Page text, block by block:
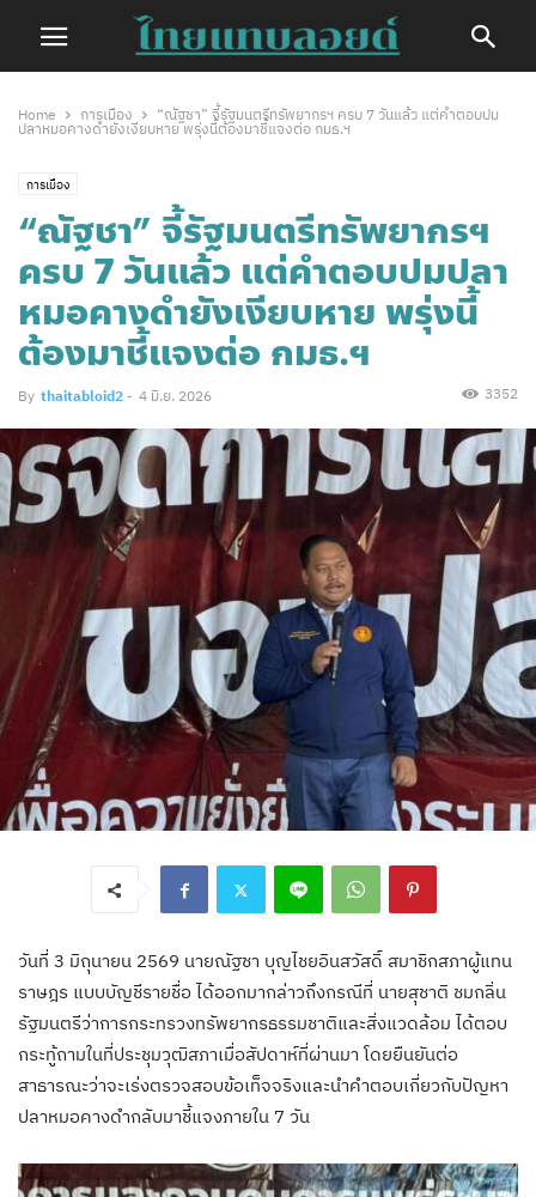
Home การเมือง
“ณัฐชา” จี้รัฐมนตรีทรัพยากรฯ ครบ 7 วันแล้ว แต่คำตอบปม
ปลาหมอคางดำยังเงียบหาย พรุ่งนี้ต้องมาชี้แจงต่อ กมธ.ฯ
การเมือง
“ณัฐชา” จี้รัฐมนตรีทรัพยากรฯ
ครบ 7 วันแล้ว แต่คำตอบปมปลา
หมอคางดำยังเงียบหาย พรุ่งนี้
ต้องมาชี้แจงต่อ กมธ.ฯ
By thaitabloid2 - 4 มิ.ย. 2026 3352
วันที่ 3 มิถุนายน 2569 นายณัฐชา บุญไชยอินสวัสดิ์ สมาชิกสภาผู้แทน
ราษฎร แบบบัญชีรายชื่อ ได้ออกมากล่าวถึงกรณีที่ นายสุชาติ ชมกลิ่น
รัฐมนตรีว่าการกระทรวงทรัพยากรธรรมชาติและสิ่งแวดล้อม ได้ตอบ
กระทู้ถามในที่ประชุมวุฒิสภาเมื่อสัปดาห์ที่ผ่านมา โดยยืนยันต่อ
สาธารณะว่าจะเร่งตรวจสอบข้อเท็จจริงและนำคำตอบเกี่ยวกับปัญหา
ปลาหมอคางดำกลับมาชี้แจงภายใน 7 วัน